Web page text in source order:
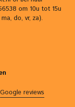
om 10u tot 15u
do, vr, za).
Google reviews